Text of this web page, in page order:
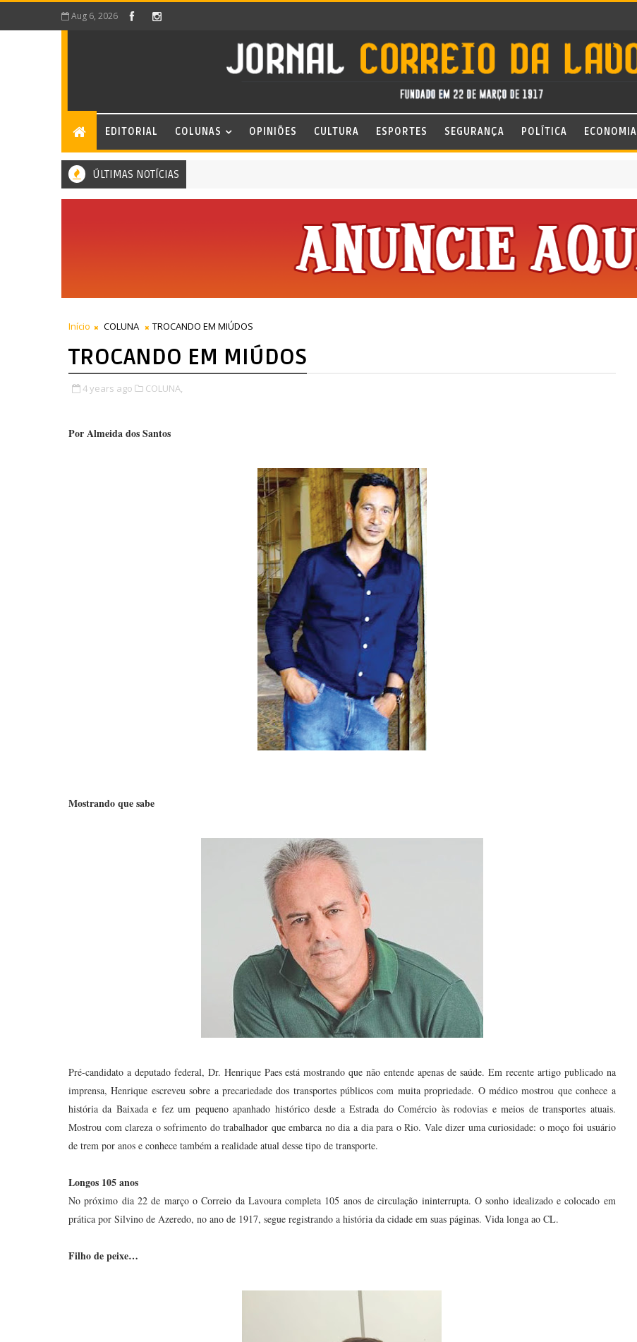
Aug 6, 2026
EDITORIAL COLUNAS OPINIÕES CULTURA ESPORTES SEGURANÇA POLÍTICA ECONOMIA
ÚLTIMAS NOTÍCIAS
Início COLUNA TROCANDO EM MIÚDOS
TROCANDO EM MIÚDOS
4 years ago COLUNA,
Por Almeida dos Santos
Mostrando que sabe
Pré-candidato a deputado federal, Dr. Henrique Paes está mostrando que não entende apenas de saúde. Em recente artigo publicado na
imprensa, Henrique escreveu sobre a precariedade dos transportes públicos com muita propriedade. O médico mostrou que conhece a
história da Baixada e fez um pequeno apanhado histórico desde a Estrada do Comércio às rodovias e meios de transportes atuais.
Mostrou com clareza o sofrimento do trabalhador que embarca no dia a dia para o Rio. Vale dizer uma curiosidade: o moço foi usuário
de trem por anos e conhece também a realidade atual desse tipo de transporte.
Longos 105 anos
No próximo dia 22 de março o Correio da Lavoura completa 105 anos de circulação ininterrupta. O sonho idealizado e colocado em
prática por Silvino de Azeredo, no ano de 1917, segue registrando a história da cidade em suas páginas. Vida longa ao CL.
Filho de peixe…